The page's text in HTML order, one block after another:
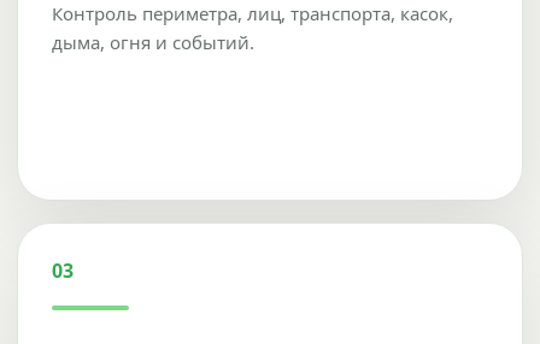
Контроль периметра, лиц, транспорта, касок,
дыма, огня и событий.
03